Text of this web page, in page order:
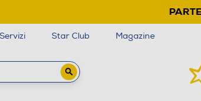
Servizi Star Club Magazine